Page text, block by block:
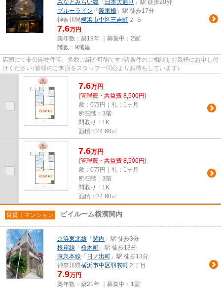
みなとみらい線 「 日本大通り 」駅 徒歩20分
ブルーライン 「 阪東橋 」駅 徒歩17分
神奈川県横浜市中区三吉町 ２-５
7.6万円
築年数：築19年 ｜募集中： 2室
階数：9階建
店頭にて非公開物件等、多数ご紹介可能です♪諸条件のご相談もお気軽にお申し付
けください♪皆様のご来店をスタッフ一同心よりお待ちしています♪
7.6万円
(管理費・共益費 8,500円)
敷：0万円｜礼：1ヶ月
所在階：3階
間取り：1K
面積：24.60㎡
7.6万円
(管理費・共益費 8,500円)
敷：0万円｜礼：1ヶ月
所在階：3階
間取り：1K
面積：24.60㎡
賃貸｜マンション ビイルーム横濱関内
京浜東北線 「 関内 」駅 徒歩3分
根岸線 「 桜木町 」駅 徒歩13分
京急本線 「 日ノ出町 」駅 徒歩13分
神奈川県横浜市中区羽衣町 ２丁目
7.9万円
築年数：築21年 ｜募集中： 1室